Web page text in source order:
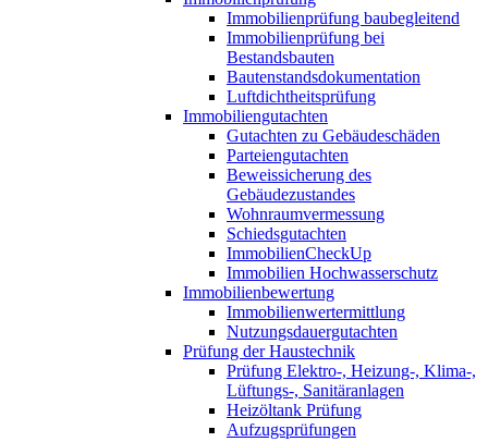
Immobilienprüfung baubegleitend
Immobilienprüfung bei
Bestandsbauten
Bautenstandsdokumentation
Luftdichtheitsprüfung
Immobiliengutachten
Gutachten zu Gebäudeschäden
Parteiengutachten
Beweissicherung des
Gebäudezustandes
Wohnraumvermessung
Schiedsgutachten
ImmobilienCheckUp
Immobilien Hochwasserschutz
Immobilienbewertung
Immobilienwertermittlung
Nutzungsdauergutachten
Prüfung der Haustechnik
Prüfung Elektro-, Heizung-, Klima-,
Lüftungs-, Sanitäranlagen
Heizöltank Prüfung
Aufzugsprüfungen